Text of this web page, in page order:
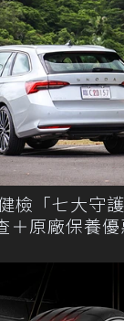
檢「七大守
＋原廠保養